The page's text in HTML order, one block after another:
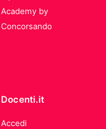
Academy by
Concorsando
Docenti.it
Accedi